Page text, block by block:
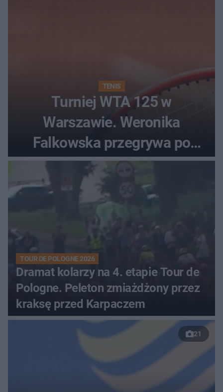
TENIS
Turniej WTA 125 w
Warszawie. Weronika
Falkowska przegrywa po
zaciętym boju
TOUR DE POLOGNE 2026
Dramat kolarzy na 4. etapie Tour de
Pologne. Peleton zmiażdżony przez
kraksę przed Karpaczem
21